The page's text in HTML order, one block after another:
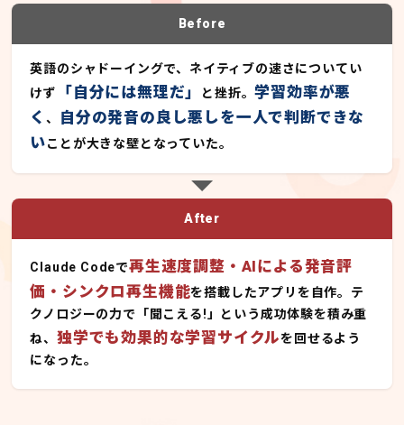
Before
英語のシャドーイングで、ネイティブの速さについてい
けず
「自分には無理だ」 と挫折。学習効率が悪
く、
自分の発音の良し悪しを一人で判断できな
いことが大きな壁となっていた。
After
Claude Codeで再生速度調整・AIによる発音評
価・シンクロ再生機能を搭載したアプリを自作。テ
クノロジーの力で「聞こえる!」という成功体験を積み重
ね、独学でも効果的な学習サイクルを回せるよう
になった。